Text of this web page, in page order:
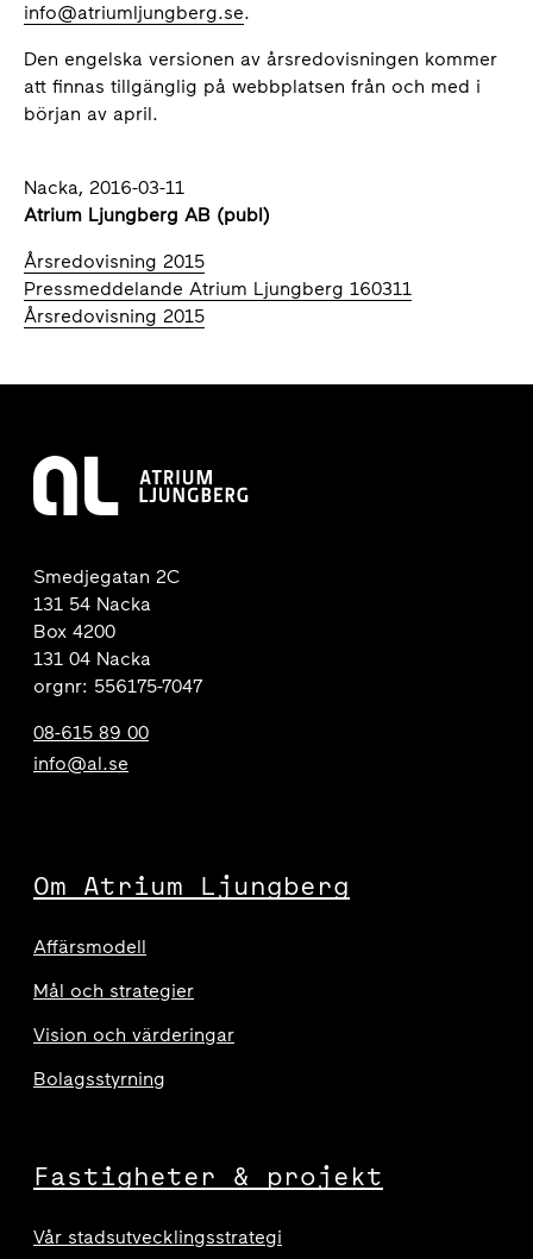
info@atriumljungberg.se.
Den engelska versionen av årsredovisningen kommer
att finnas tillgänglig på webbplatsen från och med i
början av april.
Nacka, 2016-03-11
Atrium Ljungberg AB (publ)
Årsredovisning 2015
Pressmeddelande Atrium Ljungberg 160311
Årsredovisning 2015
Smedjegatan 2C
131 54 Nacka
Box 4200
131 04 Nacka
orgnr: 556175-7047
08-615 89 00
info@al.se
Om Atrium Ljungberg
Affärsmodell
Mål och strategier
Vision och värderingar
Bolagsstyrning
Fastigheter & projekt
Vår stadsutvecklingsstrategi